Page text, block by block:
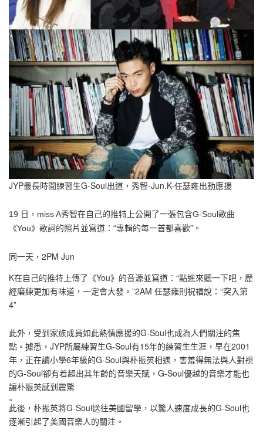
JYP最長時間練習生G-Soul出道，秀智-Jun.K-任瑟雍出動應援
19 日，miss A秀智在自己的推特上公開了一張包含G-Soul歌曲
《You》歌詞的照片並寫道：“專輯的每一首都喜歡”。
同一天，2PM Jun
K在自己的推特上傳了《You》的音源並寫道：“點進來聽一下吧，歷
經磨練更加有味道，一定會大發。”2AM 任瑟雍則祝福說：“突入第
4”
此外，受到家族成員如此熱情應援的G-Soul也成為人們關注的焦
點。據悉，JYP所屬練習生G-Soul有15年的練習生生涯，早在2001
年，正在讀小學6年級的G-Soul與朴振英相遇，害羞得無法與人對視
的G-Soul卻有着超出其年齡的音樂天賦，G-Soul優越的音樂才能也
讓朴振英感到震驚
此後，朴振英將G-Soul送往美國留學，以驚人速度成長的G-Soul也
逐漸引起了美國音樂人的關注。